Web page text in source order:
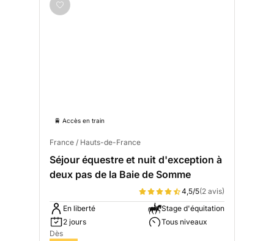
🚆 Accès en train
France / Hauts-de-France
Séjour équestre et nuit d'exception à
deux pas de la Baie de Somme
4,5/5(2 avis)
En liberté
2 jours
Stage d'équitation
Tous niveaux
Dès